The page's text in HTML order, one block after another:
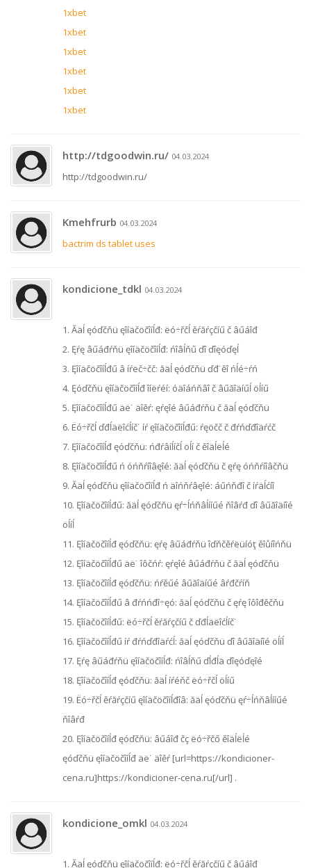
1xbet
1xbet
1xbet
1xbet
1xbet
1xbet
http://tdgoodwin.ru/ 04.03.2024
http://tdgoodwin.ru/
Kmehfrurb 04.03.2024
bactrim ds tablet uses
kondicione_tdkl 04.03.2024
1. Ăäĺ ęóďčňü ęîíäčöčîíĺđ: ëó÷řčĺ ěŕăŕçčíű č âűáîđ
2. Ęŕę âűáđŕňü ęîíäčöčîíĺđ: ńîâĺňű ďî ďîęóďęĺ
3. Ęîíäčöčîíĺđű â íŕëč÷čč: ăäĺ ęóďčňü ďđ˙ěî ńĺé÷ŕń
4. Ęóďčňü ęîíäčöčîíĺđ îíëŕéí: óäîáńňâî č âűăîäíűĺ öĺíű
5. Ęîíäčöčîíĺđű äë˙ äîěŕ: ęŕęîé âűáđŕňü č ăäĺ ęóďčňü
6. Ëó÷řčĺ ďđĺäëîćĺíč˙ íŕ ęîíäčöčîíĺđű: ŕęöčč č đŕńďđîäŕćč
7. Ęîíäčöčîíĺđ ęóďčňü: ńđŕâíĺíčĺ öĺí č ěîäĺëĺé
8. Ęîíäčöčîíĺđű ń óńňŕíîâęîé: ăäĺ ęóďčňü č ęŕę óńňŕíîâčňü
9. Ăäĺ ęóďčňü ęîíäčöčîíĺđ ń äîńňŕâęîé: áűńňđî č íŕäĺćíî
10. Ęîíäčöčîíĺđű: ăäĺ ęóďčňü ęŕ÷ĺńňâĺííűé ňîâŕđ ďî âűăîäíîé
öĺíĺ
11. Ęîíäčöčîíĺđ ęóďčňü: ęŕę âűáđŕňü îďňčěŕëüíóţ ěîůíîńňü
12. Ęîíäčöčîíĺđű äë˙ îôčńŕ: ęŕęîé âűáđŕňü č ăäĺ ęóďčňü
13. Ęîíäčöčîíĺđ ęóďčňü: ńŕěűé âűăîäíűé âŕđčŕíň
14. Ęîíäčöčîíĺđű â đŕńńđî÷ęó: ăäĺ ęóďčňü č ęŕę îôîđěčňü
15. Ęîíäčöčîíĺđű: ëó÷řčĺ ěŕăŕçčíű č ďđĺäëîćĺíč˙
16. Ęîíäčöčîíĺđű íŕ đŕńďđîäŕćĺ: ăäĺ ęóďčňü ďî âűăîäíîé öĺíĺ
17. Ęŕę âűáđŕňü ęîíäčöčîíĺđ: ńîâĺňű ďĺđĺä ďîęóďęîé
18. Ęîíäčöčîíĺđ ęóďčňü: ăäĺ íŕéňč ëó÷řčĺ öĺíű
19. Ëó÷řčĺ ěŕăŕçčíű ęîíäčöčîíĺđîâ: ăäĺ ęóďčňü ęŕ÷ĺńňâĺííűé
ňîâŕđ
20. Ęîíäčöčîíĺđ ęóďčňü: âűáîđ čç ëó÷řčő ěîäĺëĺé
ęóďčňü ęîíäčöčîíĺđ äë˙ äîěŕ [url=https://kondicioner-
cena.ru]https://kondicioner-cena.ru[/url] .
kondicione_omkl 04.03.2024
1. Ăäĺ ęóďčňü ęîíäčöčîíĺđ: ëó÷řčĺ ěŕăŕçčíű č âűáîđ